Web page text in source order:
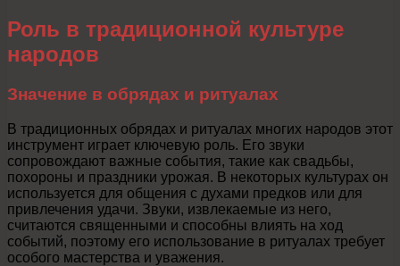
Роль в традиционной культуре
народов
Значение в обрядах и ритуалах
В традиционных обрядах и ритуалах многих народов этот
инструмент играет ключевую роль. Его звуки
сопровождают важные события, такие как свадьбы,
похороны и праздники урожая. В некоторых культурах он
используется для общения с духами предков или для
привлечения удачи. Звуки, извлекаемые из него,
считаются священными и способны влиять на ход
событий, поэтому его использование в ритуалах требует
особого мастерства и уважения.